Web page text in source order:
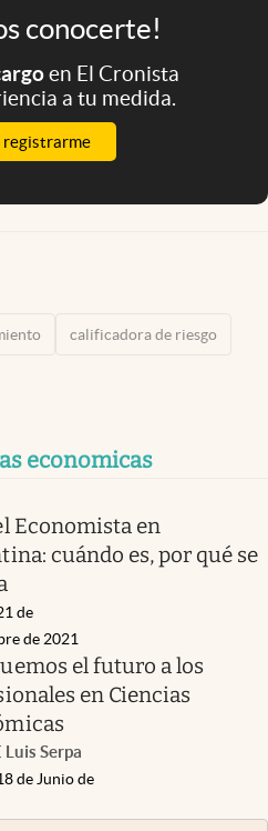
conocerte!
en El Cronista
a tu medida.
registrarme
calificadora de riesgo
economicas
Economista en
cuándo es, por qué se
de
de 2021
el futuro a los
en Ciencias
Luis Serpa
de Junio de